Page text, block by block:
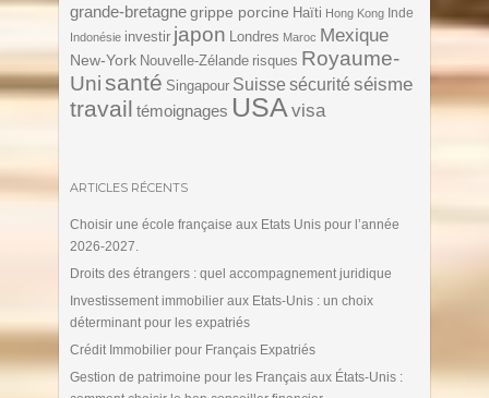
grande-bretagne grippe porcine Haïti Hong Kong Inde
Indonésie investir japon Londres Maroc Mexique
New-York Nouvelle-Zélande risques Royaume-
Unisanté Singapour Suisse sécurité séisme
travail témoignages USA visa
ARTICLES RÉCENTS
Choisir une école française aux Etats Unis pour l’année
2026-2027.
Droits des étrangers : quel accompagnement juridique
Investissement immobilier aux Etats-Unis : un choix
déterminant pour les expatriés
Crédit Immobilier pour Français Expatriés
Gestion de patrimoine pour les Français aux États-Unis :